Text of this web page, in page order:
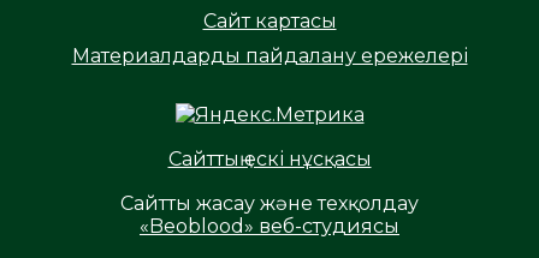
Сайт картасы
Материалдарды пайдалану ережелері
Сайттың ескі нұсқасы
Сайтты жасау және техқолдау
«Beoblood» веб-студиясы